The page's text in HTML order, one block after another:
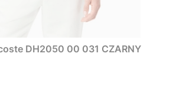
DH2050 00 031 CZARNY